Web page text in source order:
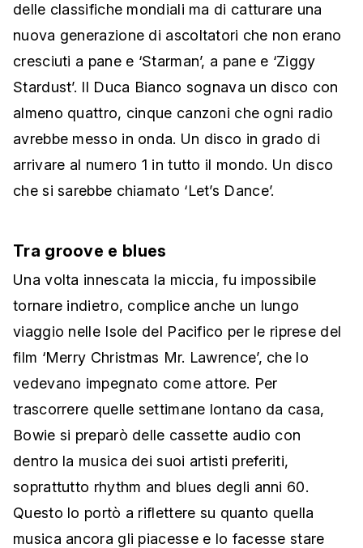
delle classifiche mondiali ma di catturare una
nuova generazione di ascoltatori che non erano
cresciuti a pane e ‘Starman’, a pane e ‘Ziggy
Stardust’. Il Duca Bianco sognava un disco con
almeno quattro, cinque canzoni che ogni radio
avrebbe messo in onda. Un disco in grado di
arrivare al numero 1 in tutto il mondo. Un disco
che si sarebbe chiamato ‘Let’s Dance’.
Tra groove e blues
Una volta innescata la miccia, fu impossibile
tornare indietro, complice anche un lungo
viaggio nelle Isole del Pacifico per le riprese del
film ‘Merry Christmas Mr. Lawrence’, che lo
vedevano impegnato come attore. Per
trascorrere quelle settimane lontano da casa,
Bowie si preparò delle cassette audio con
dentro la musica dei suoi artisti preferiti,
soprattutto rhythm and blues degli anni 60.
Questo lo portò a riflettere su quanto quella
musica ancora gli piacesse e lo facesse stare